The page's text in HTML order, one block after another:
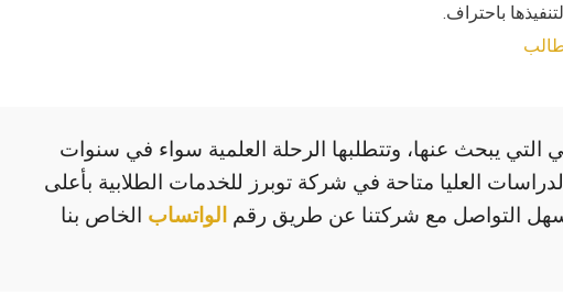
باحتراف.
يبحث عنها، وتتطلبها الرحلة العلمية سواء في سنوات
العليا متاحة في شركة توبرز للخدمات الطلابية بأعلى
التواصل مع شركتنا عن طريق رقم الواتساب الخاص بنا